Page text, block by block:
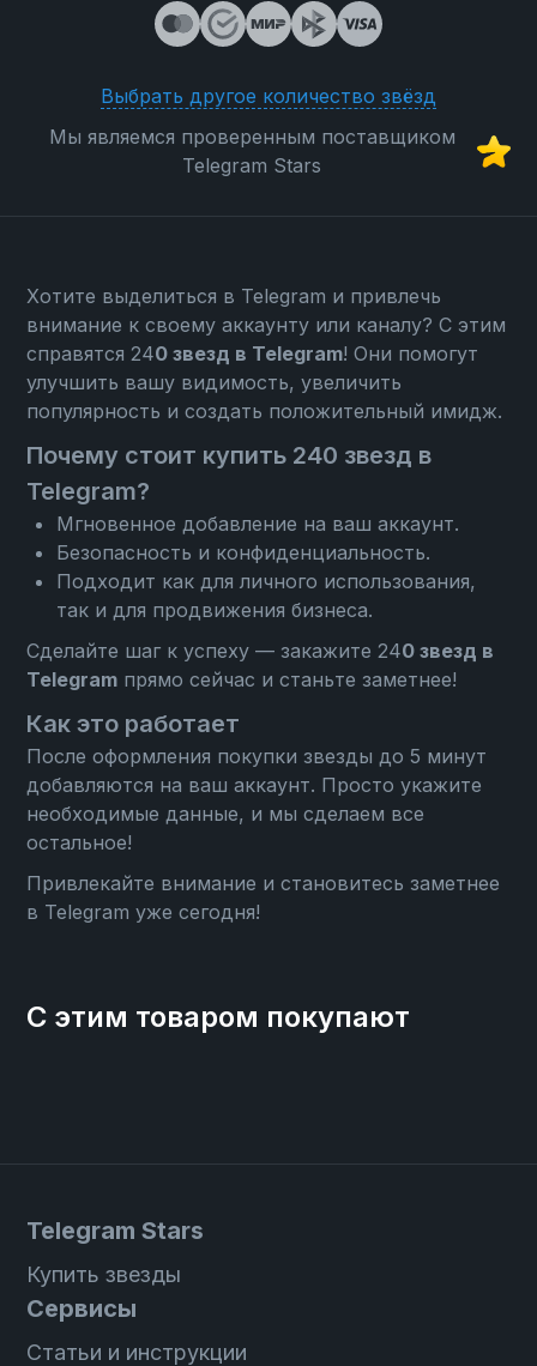
Выбрать другое количество звёзд
Мы являемся проверенным поставщиком
Telegram Stars
Хотите выделиться в Telegram и привлечь
внимание к своему аккаунту или каналу? С этим
справятся 240 звезд в Telegram! Они помогут
улучшить вашу видимость, увеличить
популярность и создать положительный имидж.
Почему стоит купить 240 звезд в
Telegram?
Мгновенное добавление на ваш аккаунт.
Безопасность и конфиденциальность.
Подходит как для личного использования,
так и для продвижения бизнеса.
Сделайте шаг к успеху — закажите 240 звезд в
Telegram прямо сейчас и станьте заметнее!
Как это работает
После оформления покупки звезды до 5 минут
добавляются на ваш аккаунт. Просто укажите
необходимые данные, и мы сделаем все
остальное!
Привлекайте внимание и становитесь заметнее
в Telegram уже сегодня!
С этим товаром покупают
Telegram Stars
Купить звезды
Сервисы
Статьи и инструкции